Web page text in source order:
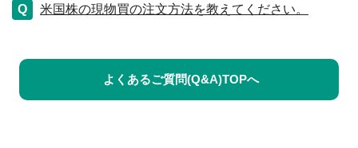
米国株の現物買の注文方法を教えてください。
よくあるご質問(Q&A)TOPへ